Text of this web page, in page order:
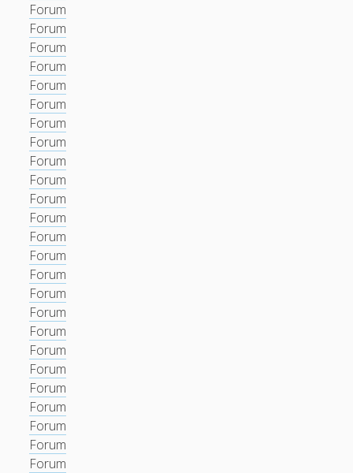
Forum
Forum
Forum
Forum
Forum
Forum
Forum
Forum
Forum
Forum
Forum
Forum
Forum
Forum
Forum
Forum
Forum
Forum
Forum
Forum
Forum
Forum
Forum
Forum
Forum